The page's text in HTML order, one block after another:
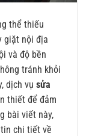
thể thiếu
giặt nội địa
và độ bền
tránh khỏi
dịch vụ sửa
thiết để đảm
bài viết này,
chi tiết về